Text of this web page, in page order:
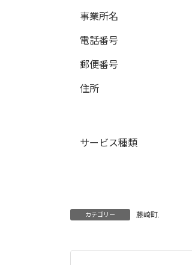
事業所名
電話番号
郵便番号
住所
サービス種類
カテゴリー 藤崎町.